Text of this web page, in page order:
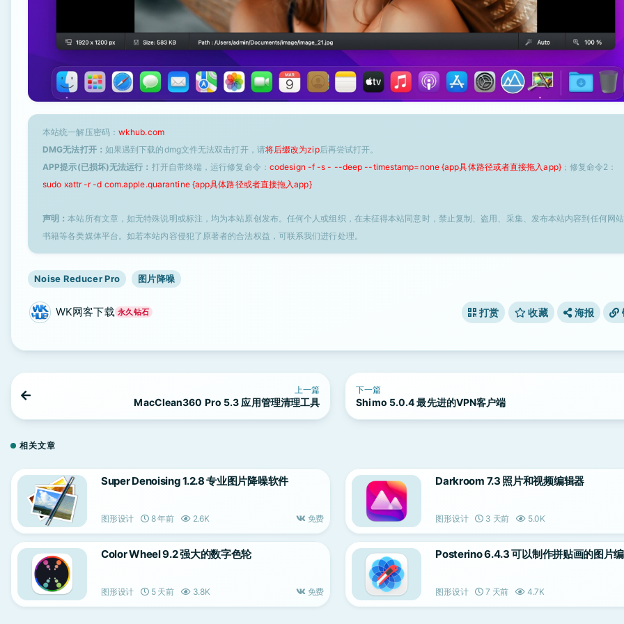
本站统一解压密码： wkhub.com
DMG无法打开： 如果遇到下载的dmg文件无法双击打开，请将后缀改为zip后再尝试打开。
APP提示(已损坏)无法运行： 打开自带终端，运行修复命令： codesign -f -s - --deep --timestamp=none {app具体路径或者直接拖入app}；修复命令2：
sudo xattr -r -d com.apple.quarantine {app具体路径或者直接拖入app}
声明：本站所有文章，如无特殊说明或标注，均为本站原创发布。任何个人或组织，在未征得本站同意时，禁止复制、盗用、采集、发布本站内容到任何网
书籍等各类媒体平台。如若本站内容侵犯了原著者的合法权益，可联系我们进行处理。
Noise Reducer Pro 图片降噪
WK网客下载 永久钻石 打赏 收藏 海报
上一篇
MacClean360 Pro 5.3 应用管理清理工具
下一篇
Shimo 5.0.4 最先进的VPN客户端
相关文章
Super Denoising 1.2.8 专业图片降噪软件
图形设计 8 年前 2.6K 免费
Darkroom 7.3 照片和视频编辑器
图形设计 3 天前 5.0K
Color Wheel 9.2 强大的数字色轮
图形设计 5 天前 3.8K 免费
Posterino 6.4.3 可以制作拼贴画的图片
图形设计 7 天前 4.7K